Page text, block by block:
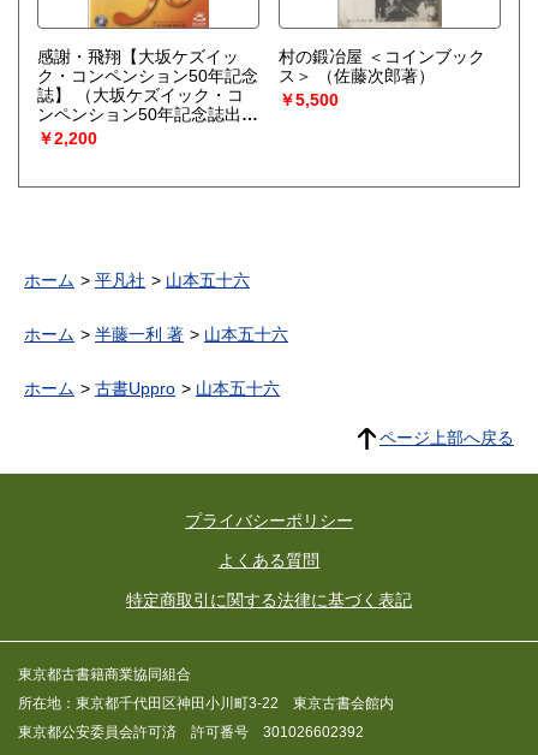
感謝・飛翔【大坂ケズイッ
ク・コンペンション50年記念
誌】
（大坂ケズイック・コ
ンペンション50年記念誌出版
委員会）
￥2,200
村の鍛冶屋 ＜コインブック
ス＞
（佐藤次郎著）
￥5,500
ホーム 平凡社 山本五十六
ホーム 半藤一利 著 山本五十六
ホーム 古書Uppro 山本五十六
ページ上部へ戻る
プライバシーポリシー
よくある質問
特定商取引に関する法律に基づく表記
東京都古書籍商業協同組合
所在地：東京都千代田区神田小川町3-22 東京古書会館内
東京都公安委員会許可済 許可番号 301026602392